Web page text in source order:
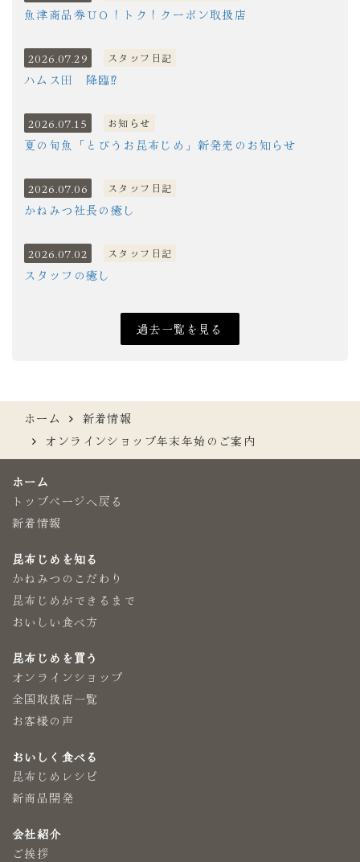
魚津商品券ＵＯ！トク！クーポン取扱店
2026.07.29 スタッフ日記
ハムス田 降臨⁉
2026.07.15 お知らせ
夏の旬魚「とびうお昆布じめ」新発売のお知らせ
2026.07.06 スタッフ日記
かねみつ社長の癒し
2026.07.02 スタッフ日記
スタッフの癒し
過去一覧を見る
ホーム
新着情報
オンラインショップ年末年始のご案内
ホーム
トップページへ戻る
新着情報
昆布じめを知る
かねみつのこだわり
昆布じめができるまで
おいしい食べ方
昆布じめを買う
オンラインショップ
全国取扱店一覧
お客様の声
おいしく食べる
昆布じめレシピ
新商品開発
会社紹介
ご挨拶